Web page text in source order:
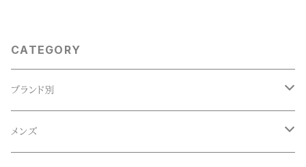
CATEGORY
ブランド別
ACE SNKR(エーススニーカー)
メンズ